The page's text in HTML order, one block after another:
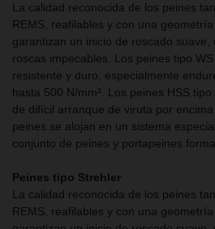
La calidad reconocida de los peines
REMS, reafilables y con una
garantizan un inicio de roscado
roscas impecables. Los peines tipo
resistente y duro, especialmente
hasta 500 N/mm². Los peines HSS
de difícil arranque de viruta por
peines se alojan en un sistema
conjunto de peines y portapeines
Peines tipo Strehler
La calidad reconocida de los peines
REMS, reafilables y con una